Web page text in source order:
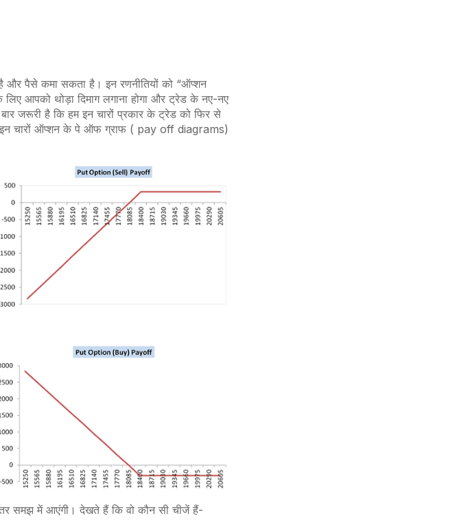
और पैसे कमा सकता है। इन रणनीतियों को “ऑप्शन
आपको थोड़ा दिमाग लगाना होगा और ट्रेड के नए-नए
जरूरी है कि हम इन चारों प्रकार के ट्रेड को फिर से
चारों ऑप्शन के पे ऑफ ग्राफ ( pay off diagrams)
समझ में आएंगी। देखते हैं कि वो कौन सी चीजें हैं-